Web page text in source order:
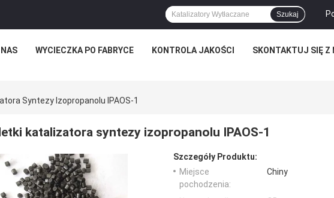
Szukaj
WYCIECZKA PO FABRYCE KONTROLA JAKOŚCI SKONTAKTUJ SIĘ Z
Syntezy Izopropanolu IPAOS-1
katalizatora syntezy izopropanolu IPAOS-1
Szczegóły Produktu:
Miejsce
pochodzenia:
Chiny